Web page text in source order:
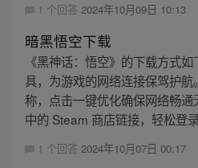
1 个回答 2024年10月09日 10:13
暗黑悟空下载
《黑神话：悟空》的下载方式
具，为游戏的网络连接保驾护
称，点击一键优化确保网络畅
中的 Steam 商店链接，轻松登
1 个回答 2024年10月07日 00:17